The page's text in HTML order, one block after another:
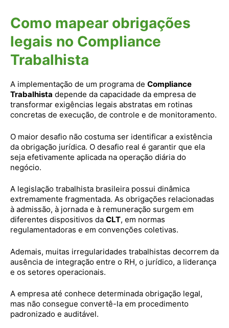
Como mapear obrigações
legais no Compliance
Trabalhista
A implementação de um programa de Compliance
Trabalhista depende da capacidade da empresa de
transformar exigências legais abstratas em rotinas
concretas de execução, de controle e de monitoramento.
O maior desafio não costuma ser identificar a existência
da obrigação jurídica. O desafio real é garantir que ela
seja efetivamente aplicada na operação diária do
negócio.
A legislação trabalhista brasileira possui dinâmica
extremamente fragmentada. As obrigações relacionadas
à admissão, à jornada e à remuneração surgem em
diferentes dispositivos da CLT, em normas
regulamentadoras e em convenções coletivas.
Ademais, muitas irregularidades trabalhistas decorrem da
ausência de integração entre o RH, o jurídico, a liderança
e os setores operacionais.
A empresa até conhece determinada obrigação legal,
mas não consegue convertê-la em procedimento
padronizado e auditável.